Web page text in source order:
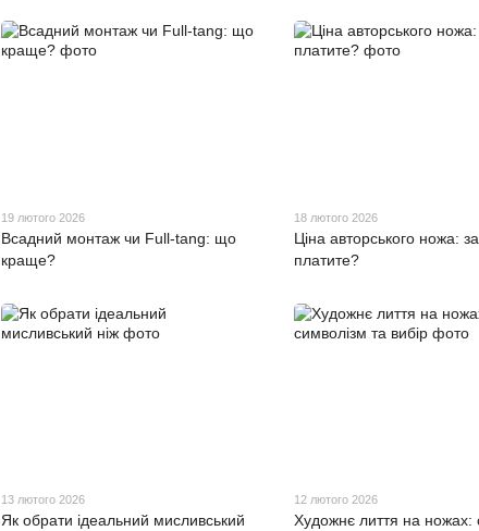
19 лютого 2026
Всадний монтаж чи Full-tang: що
краще?
18 лютого 2026
Ціна авторського ножа:
платите?
13 лютого 2026
Як обрати ідеальний мисливський
12 лютого 2026
Художнє лиття на ножах: